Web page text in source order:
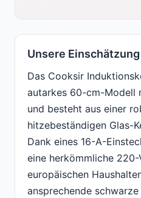
Unsere Einschätzung
Das Cooksir
autarkes 60-cm-Modell
und besteht aus einer
hitzebeständigen Glas-
Dank eines 16-A-
eine herkömmliche
europäischen
ansprechende